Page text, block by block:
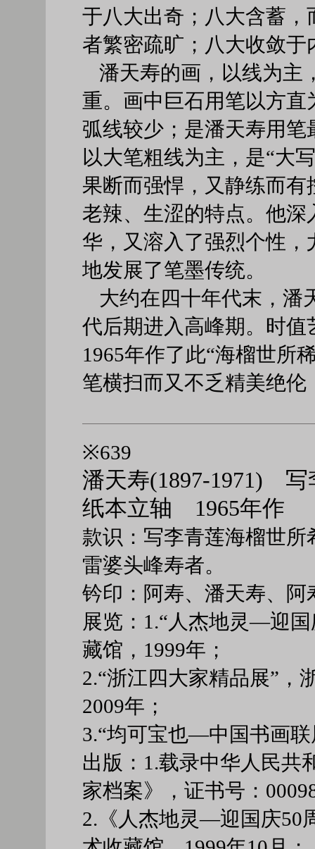
于八大出奇；八大含蓄
者繁密疏旷；八大收敛
潘天寿的画，以线为主
重。画中巨石用笔以方
弧线较少；是潘天寿用
以大笔粗线为主，是“大
果断而强悍，又静练而
老辣、生涩的特点。他
华，又溶入了强烈个性
地发展了笔墨传统。
大约在四十年代末，潘
代后期进入高峰期。时
1965年作了此“海榴世所
笔横扫而又不乏精美绝伦
※639
潘天寿(1897-1971) 写
纸本立轴 1965年作
款识：写李青莲海榴世
雷婆头峰寿者。
钤印：阿寿、潘天寿、阿
展览：1.“人杰地灵—迎
藏馆，1999年；
2.“浙江四大家精品展”，
2009年；
3.“均可宝也—中国书画
出版：1.载录中华人民共
家档案》，证书号：
2.《人杰地灵—迎国庆50